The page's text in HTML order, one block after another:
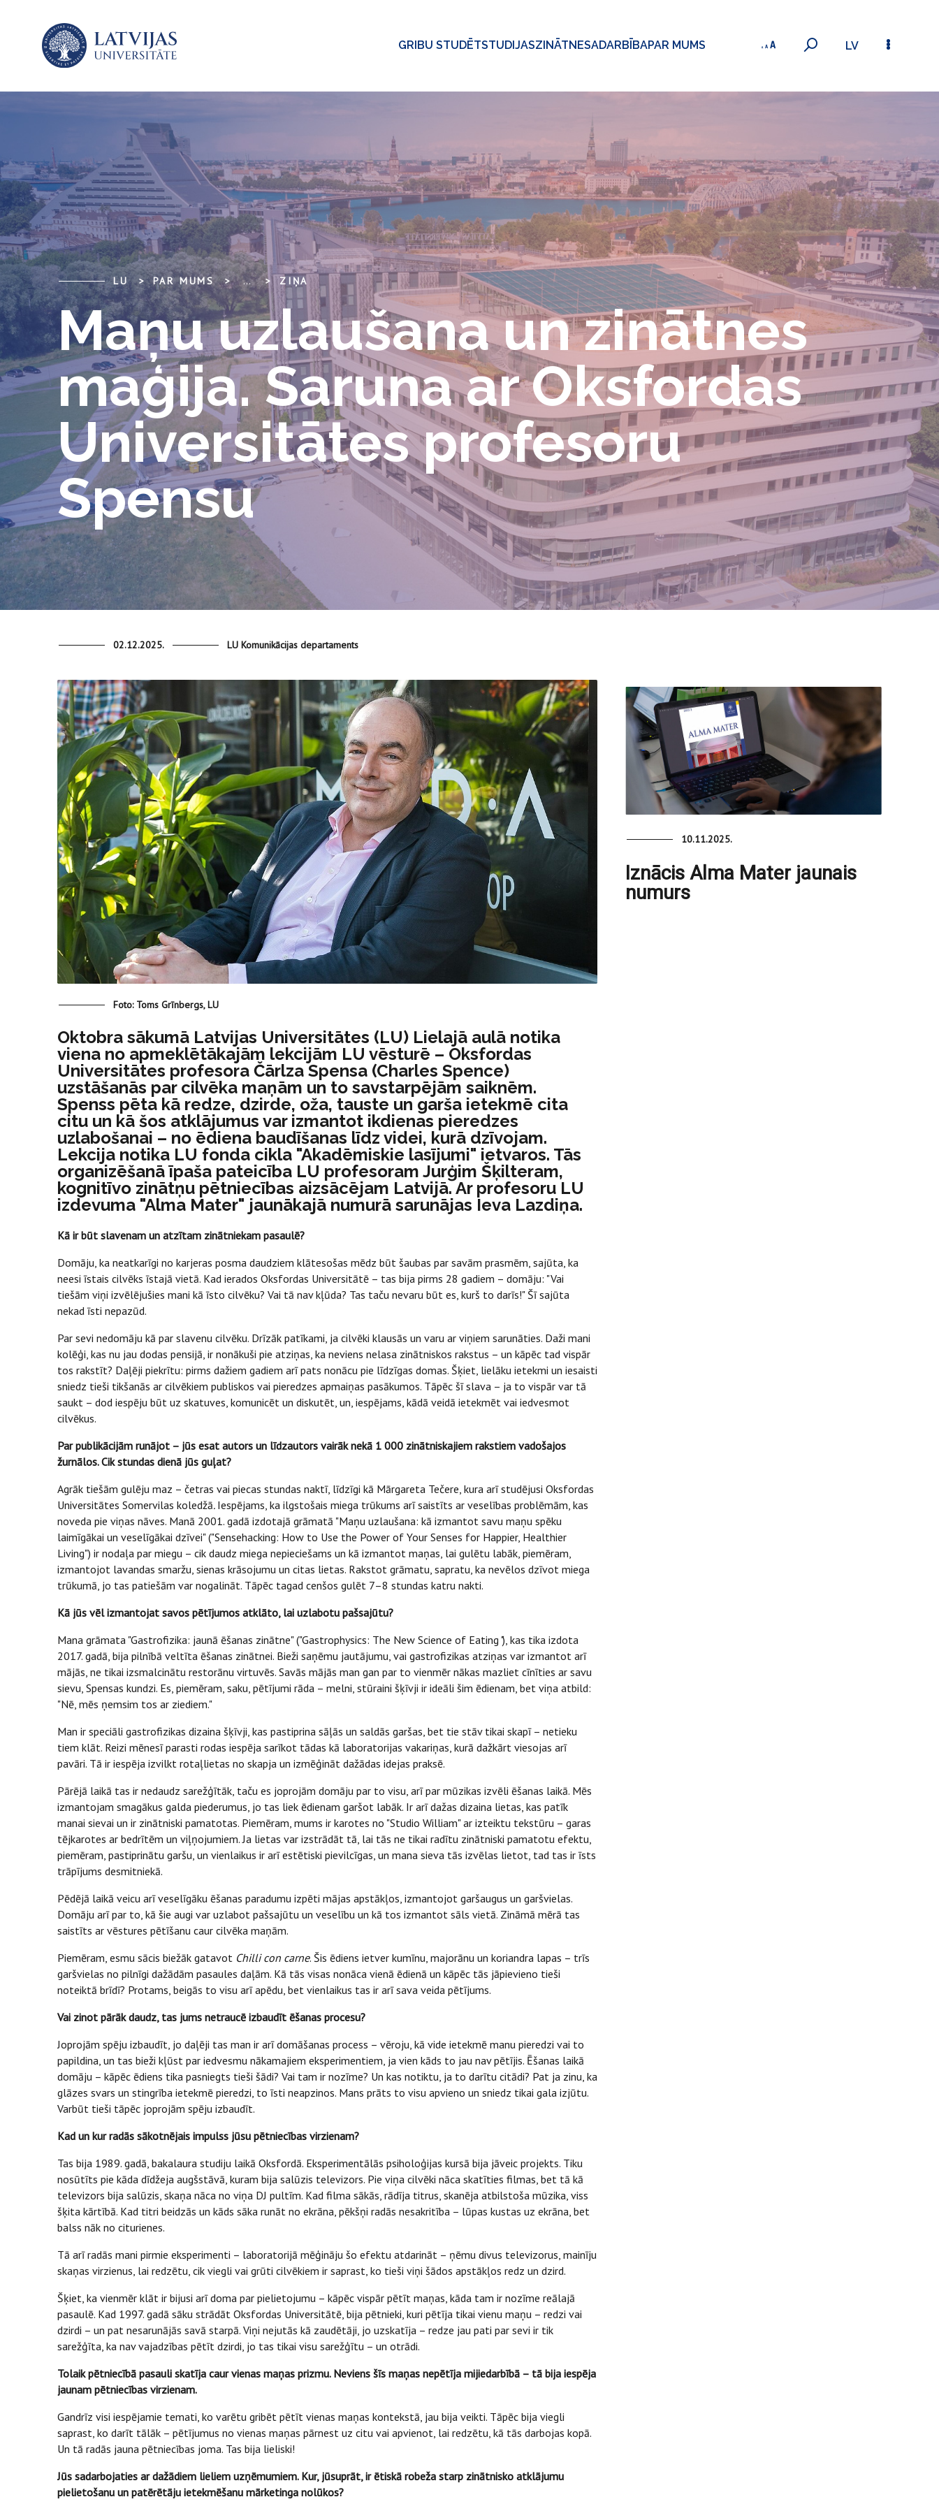
GRIBU STUDĒTSTUDIJASZINĀTNESADARBĪBAPAR MUMS LV
LU PAR MUMS ... ZIŅA
Maņu uzlaušana un zinātnes
maģija. Saruna ar Oksfordas
Universitātes profesoru
Spensu
02.12.2025. LU Komunikācijas departaments
Foto: Toms Grīnbergs, LU
Oktobra sākumā Latvijas Universitātes (LU) Lielajā aulā notika
viena no apmeklētākajām lekcijām LU vēsturē – Oksfordas
Universitātes profesora Čārlza Spensa (Charles Spence)
uzstāšanās par cilvēka maņām un to savstarpējām saiknēm.
Spenss pēta kā redze, dzirde, oža, tauste un garša ietekmē cita
citu un kā šos atklājumus var izmantot ikdienas pieredzes
uzlabošanai – no ēdiena baudīšanas līdz videi, kurā dzīvojam.
Lekcija notika LU fonda cikla "Akadēmiskie lasījumi" ietvaros. Tās
organizēšanā īpaša pateicība LU profesoram Jurģim Šķilteram,
kognitīvo zinātņu pētniecības aizsācējam Latvijā. Ar profesoru LU
izdevuma "Alma Mater" jaunākajā numurā sarunājas Ieva Lazdiņa.
Kā ir būt slavenam un atzītam zinātniekam pasaulē?
Domāju, ka neatkarīgi no karjeras posma daudziem klātesošas mēdz būt šaubas par savām prasmēm, sajūta, ka
neesi īstais cilvēks īstajā vietā. Kad ierados Oksfordas Universitātē – tas bija pirms 28 gadiem – domāju: "Vai
tiešām viņi izvēlējušies mani kā īsto cilvēku? Vai tā nav kļūda? Tas taču nevaru būt es, kurš to darīs!" Šī sajūta
nekad īsti nepazūd.
Par sevi nedomāju kā par slavenu cilvēku. Drīzāk patīkami, ja cilvēki klausās un varu ar viņiem sarunāties. Daži mani
kolēģi, kas nu jau dodas pensijā, ir nonākuši pie atziņas, ka neviens nelasa zinātniskos rakstus – un kāpēc tad vispār
tos rakstīt? Daļēji piekrītu: pirms dažiem gadiem arī pats nonācu pie līdzīgas domas. Šķiet, lielāku ietekmi un iesaisti
sniedz tieši tikšanās ar cilvēkiem publiskos vai pieredzes apmaiņas pasākumos. Tāpēc šī slava – ja to vispār var tā
saukt – dod iespēju būt uz skatuves, komunicēt un diskutēt, un, iespējams, kādā veidā ietekmēt vai iedvesmot
cilvēkus.
Par publikācijām runājot – jūs esat autors un līdzautors vairāk nekā 1 000 zinātniskajiem rakstiem vadošajos
žurnālos. Cik stundas dienā jūs guļat?
Agrāk tiešām gulēju maz – četras vai piecas stundas naktī, līdzīgi kā Mārgareta Tečere, kura arī studējusi Oksfordas
Universitātes Somervilas koledžā. Iespējams, ka ilgstošais miega trūkums arī saistīts ar veselības problēmām, kas
noveda pie viņas nāves. Manā 2001. gadā izdotajā grāmatā "Maņu uzlaušana: kā izmantot savu maņu spēku
laimīgākai un veselīgākai dzīvei" ("Sensehacking: How to Use the Power of Your Senses for Happier, Healthier
Living") ir nodaļa par miegu – cik daudz miega nepieciešams un kā izmantot maņas, lai gulētu labāk, piemēram,
izmantojot lavandas smaržu, sienas krāsojumu un citas lietas. Rakstot grāmatu, sapratu, ka nevēlos dzīvot miega
trūkumā, jo tas patiešām var nogalināt. Tāpēc tagad cenšos gulēt 7–8 stundas katru nakti.
Kā jūs vēl izmantojat savos pētījumos atklāto, lai uzlabotu pašsajūtu?
Mana grāmata "Gastrofizika: jaunā ēšanas zinātne" ("Gastrophysics: The New Science of Eating "), kas tika izdota
2017. gadā, bija pilnībā veltīta ēšanas zinātnei. Bieži saņēmu jautājumu, vai gastrofizikas atziņas var izmantot arī
mājās, ne tikai izsmalcinātu restorānu virtuvēs. Savās mājās man gan par to vienmēr nākas mazliet cīnīties ar savu
sievu, Spensas kundzi. Es, piemēram, saku, pētījumi rāda – melni, stūraini šķīvji ir ideāli šim ēdienam, bet viņa atbild:
"Nē, mēs ņemsim tos ar ziediem."
Man ir speciāli gastrofizikas dizaina šķīvji, kas pastiprina sāļās un saldās garšas, bet tie stāv tikai skapī – netieku
tiem klāt. Reizi mēnesī parasti rodas iespēja sarīkot tādas kā laboratorijas vakariņas, kurā dažkārt viesojas arī
pavāri. Tā ir iespēja izvilkt rotaļlietas no skapja un izmēģināt dažādas idejas praksē.
Pārējā laikā tas ir nedaudz sarežģītāk, taču es joprojām domāju par to visu, arī par mūzikas izvēli ēšanas laikā. Mēs
izmantojam smagākus galda piederumus, jo tas liek ēdienam garšot labāk. Ir arī dažas dizaina lietas, kas patīk
manai sievai un ir zinātniski pamatotas. Piemēram, mums ir karotes no "Studio William" ar izteiktu tekstūru – garas
tējkarotes ar bedrītēm un viļņojumiem. Ja lietas var izstrādāt tā, lai tās ne tikai radītu zinātniski pamatotu efektu,
piemēram, pastiprinātu garšu, un vienlaikus ir arī estētiski pievilcīgas, un mana sieva tās izvēlas lietot, tad tas ir īsts
trāpījums desmitniekā.
Pēdējā laikā veicu arī veselīgāku ēšanas paradumu izpēti mājas apstākļos, izmantojot garšaugus un garšvielas.
Domāju arī par to, kā šie augi var uzlabot pašsajūtu un veselību un kā tos izmantot sāls vietā. Zināmā mērā tas
saistīts ar vēstures pētīšanu caur cilvēka maņām.
Piemēram, esmu sācis biežāk gatavot Chilli con carne. Šis ēdiens ietver kumīnu, majorānu un koriandra lapas – trīs
garšvielas no pilnīgi dažādām pasaules daļām. Kā tās visas nonāca vienā ēdienā un kāpēc tās jāpievieno tieši
noteiktā brīdī? Protams, beigās to visu arī apēdu, bet vienlaikus tas ir arī sava veida pētījums.
Vai zinot pārāk daudz, tas jums netraucē izbaudīt ēšanas procesu?
Joprojām spēju izbaudīt, jo daļēji tas man ir arī domāšanas process – vēroju, kā vide ietekmē manu pieredzi vai to
papildina, un tas bieži kļūst par iedvesmu nākamajiem eksperimentiem, ja vien kāds to jau nav pētījis. Ēšanas laikā
domāju – kāpēc ēdiens tika pasniegts tieši šādi? Vai tam ir nozīme? Un kas notiktu, ja to darītu citādi? Pat ja zinu, ka
glāzes svars un stingrība ietekmē pieredzi, to īsti neapzinos. Mans prāts to visu apvieno un sniedz tikai gala izjūtu.
Varbūt tieši tāpēc joprojām spēju izbaudīt.
Kad un kur radās sākotnējais impulss jūsu pētniecības virzienam?
Tas bija 1989. gadā, bakalaura studiju laikā Oksfordā. Eksperimentālās psiholoģijas kursā bija jāveic projekts. Tiku
nosūtīts pie kāda dīdžeja augšstāvā, kuram bija salūzis televizors. Pie viņa cilvēki nāca skatīties filmas, bet tā kā
televizors bija salūzis, skaņa nāca no viņa DJ pultīm. Kad filma sākās, rādīja titrus, skanēja atbilstoša mūzika, viss
šķita kārtībā. Kad titri beidzās un kāds sāka runāt no ekrāna, pēkšņi radās nesakritība – lūpas kustas uz ekrāna, bet
balss nāk no citurienes.
Tā arī radās mani pirmie eksperimenti – laboratorijā mēģināju šo efektu atdarināt – ņēmu divus televizorus, mainīju
skaņas virzienus, lai redzētu, cik viegli vai grūti cilvēkiem ir saprast, ko tieši viņi šādos apstākļos redz un dzird.
Šķiet, ka vienmēr klāt ir bijusi arī doma par pielietojumu – kāpēc vispār pētīt maņas, kāda tam ir nozīme reālajā
pasaulē. Kad 1997. gadā sāku strādāt Oksfordas Universitātē, bija pētnieki, kuri pētīja tikai vienu maņu – redzi vai
dzirdi – un pat nesarunājās savā starpā. Viņi nejutās kā zaudētāji, jo uzskatīja – redze jau pati par sevi ir tik
sarežģīta, ka nav vajadzības pētīt dzirdi, jo tas tikai visu sarežģītu – un otrādi.
Tolaik pētniecībā pasauli skatīja caur vienas maņas prizmu. Neviens šīs maņas nepētīja mijiedarbībā – tā bija iespēja
jaunam pētniecības virzienam.
Gandrīz visi iespējamie temati, ko varētu gribēt pētīt vienas maņas kontekstā, jau bija veikti. Tāpēc bija viegli
saprast, ko darīt tālāk – pētījumus no vienas maņas pārnest uz citu vai apvienot, lai redzētu, kā tās darbojas kopā.
Un tā radās jauna pētniecības joma. Tas bija lieliski!
Jūs sadarbojaties ar dažādiem lieliem uzņēmumiem. Kur, jūsuprāt, ir ētiskā robeža starp zinātnisko atklājumu
pielietošanu un patērētāju ietekmēšanu mārketinga nolūkos?
10.11.2025.
Iznācis Alma Mater jaunais
numurs